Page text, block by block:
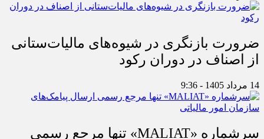
ضرورت بازنگری در شیوه‌های مالیات‌ستانی
از اصناف در دوران رکود
14 مرداد 1405 - 9:36
سرشماره «MALIAT» تنها مرجع رسمی